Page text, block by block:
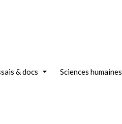
& docs Sciences humaines